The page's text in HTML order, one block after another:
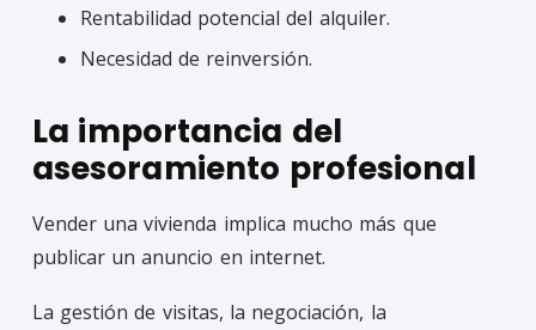
Rentabilidad potencial del alquiler.
Necesidad de reinversión.
La importancia del
asesoramiento profesional
Vender una vivienda implica mucho más que
publicar un anuncio en internet.
La gestión de visitas, la negociación, la